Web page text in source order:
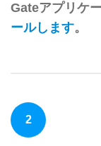
Gateアプリケ
ールします。
2